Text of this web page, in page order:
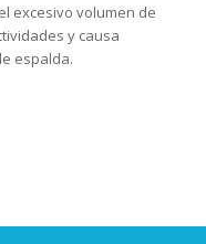
excesivo volumen de
y causa
espalda.